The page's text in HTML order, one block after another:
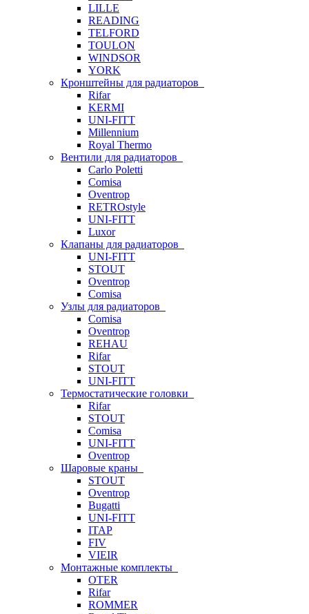
LILLE
READING
TELFORD
TOULON
WINDSOR
YORK
Кронштейны для радиаторов
Rifar
KERMI
UNI-FITT
Millennium
Royal Thermo
Вентили для радиаторов
Carlo Poletti
Comisa
Oventrop
RETROstyle
UNI-FITT
Luxor
Клапаны для радиаторов
UNI-FITT
STOUT
Oventrop
Comisa
Узлы для радиаторов
Comisa
Oventrop
REHAU
Rifar
STOUT
UNI-FITT
Термостатические головки
Rifar
STOUT
Comisa
UNI-FITT
Oventrop
Шаровые краны
STOUT
Oventrop
Bugatti
UNI-FITT
ITAP
FIV
VIEIR
Монтажные комплекты
OTER
Rifar
ROMMER